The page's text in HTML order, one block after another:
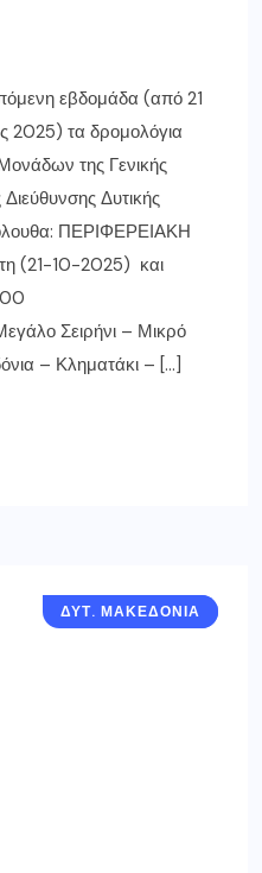
εβδομάδα (από 21
2025) τα δρομολόγια
της Γενικής
Δυτικής
ΠΕΡΙΦΕΡΕΙΑΚΗ
(21-10-2025) και
Σειρήνι – Μικρό
– Κληματάκι – […]
ΓΡΕΒΕΝΑ
ΔΥΤ. ΜΑΚΕΔΟΝΙΑ